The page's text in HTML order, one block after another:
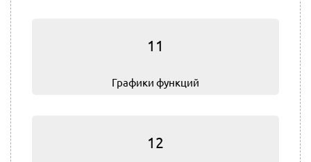
11
Графики функций
12